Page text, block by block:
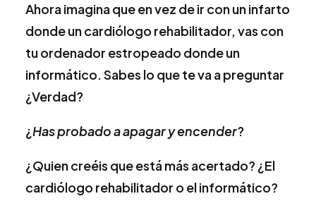
Ahora imagina que en vez de ir con un infarto
donde un cardiólogo rehabilitador, vas con
tu ordenador estropeado donde un
informático. Sabes lo que te va a preguntar
¿Verdad?
¿Has probado a apagar y encender?
¿Quien creéis que está más acertado? ¿El
cardiólogo rehabilitador o el informático?